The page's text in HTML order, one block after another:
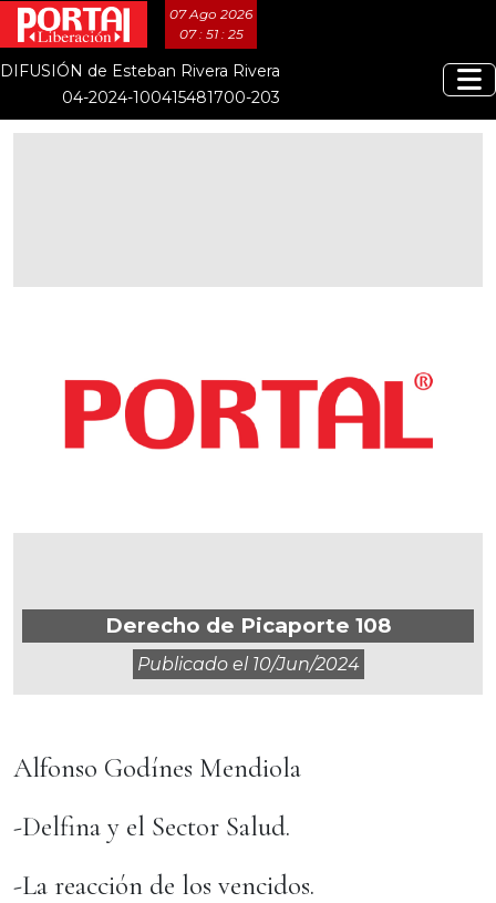
07 Ago 2026
07 : 51 : 26
DIFUSIÓN de Esteban Rivera Rivera
04-2024-100415481700-203
Derecho de Picaporte 108
Publicado el 10/jun/2024
Alfonso Godínes Mendiola
-Delfina y el Sector Salud.
-La reacción de los vencidos.